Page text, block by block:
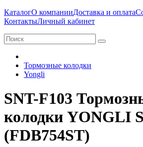
КаталогО компанииДоставка и оплата
КонтактыЛичный кабинет
Тормозные колодки
Yongli
SNT-F103
колодки YONGLI
(FDB754ST)